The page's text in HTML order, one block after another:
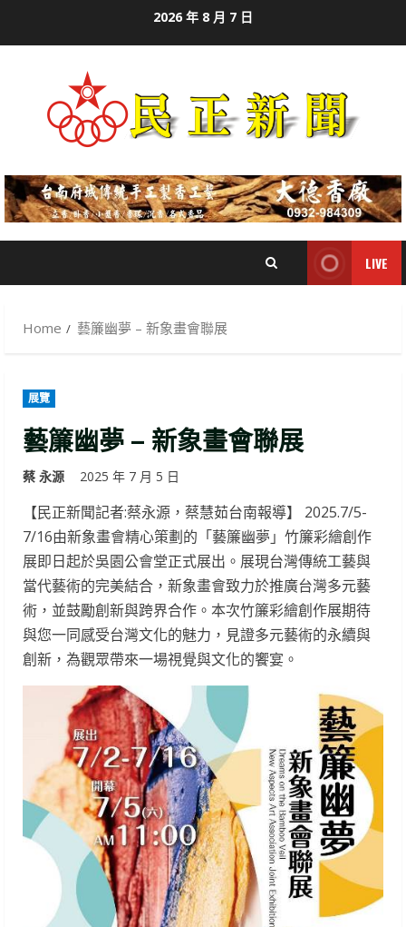
2026 年 8 月 7 日
LIVE
Home 藝簾幽夢 – 新象畫會聯展
展覽
藝簾幽夢 – 新象畫會聯展
蔡 永源 2025 年 7 月 5 日
【民正新聞記者:蔡永源，蔡慧茹台南報導】 2025.7/5-
7/16由新象畫會精心策劃的「藝簾幽夢」竹簾彩繪創作
展即日起於吳園公會堂正式展出。展現台灣傳統工藝與
當代藝術的完美結合，新象畫會致力於推廣台灣多元藝
術，並鼓勵創新與跨界合作。本次竹簾彩繪創作展期待
與您一同感受台灣文化的魅力，見證多元藝術的永續與
創新，為觀眾帶來一場視覺與文化的饗宴。